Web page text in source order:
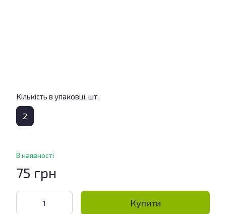
Кількість в упаковці, шт.
2
В наявності
75 грн
Купити